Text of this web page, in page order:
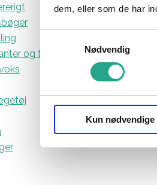
dem, eller som de har
Nødvendig
Kun nødvendige
og tuscher